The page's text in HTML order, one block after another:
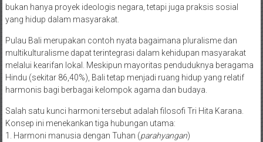
bukan hanya proyek ideologis negara, tetapi juga praksis sosial
yang hidup dalam masyarakat.
Pulau Bali merupakan contoh nyata bagaimana pluralisme dan
multikulturalisme dapat terintegrasi dalam kehidupan masyarakat
melalui kearifan lokal. Meskipun mayoritas penduduknya beragama
Hindu (sekitar 86,40%), Bali tetap menjadi ruang hidup yang relatif
harmonis bagi berbagai kelompok agama dan budaya.
Salah satu kunci harmoni tersebut adalah filosofi Tri Hita Karana.
Konsep ini menekankan tiga hubungan utama:
1. Harmoni manusia dengan Tuhan (parahyangan)